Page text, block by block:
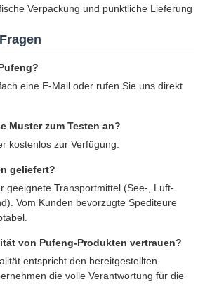
Verpackung und pünktliche Lieferung
eine E-Mail oder rufen Sie uns direkt
Muster zum Testen an?
kostenlos zur Verfügung.
geliefert?
geeignete Transportmittel (See-, Luft-
Vom Kunden bevorzugte Spediteure
von Pufeng-Produkten vertrauen?
entspricht den bereitgestellten
die volle Verantwortung für die